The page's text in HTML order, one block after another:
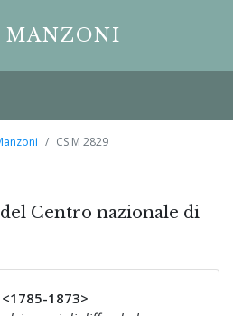
MANZONI
CS.M 2829
Centro nazionale di
1873>